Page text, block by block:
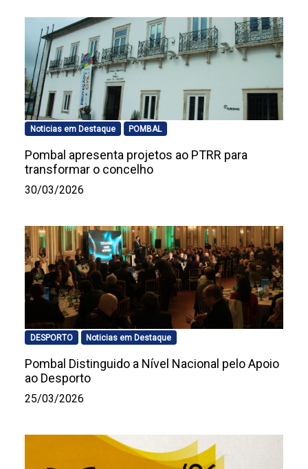
Noticias em Destaque POMBAL
Pombal apresenta projetos ao PTRR para
transformar o concelho
30/03/2026
DESPORTO Noticias em Destaque
Pombal Distinguido a Nível Nacional pelo Apoio
ao Desporto
25/03/2026